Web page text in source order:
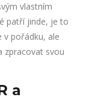
vlastním
patří jinde, je to
v pořádku, ale
zpracovat svou
a